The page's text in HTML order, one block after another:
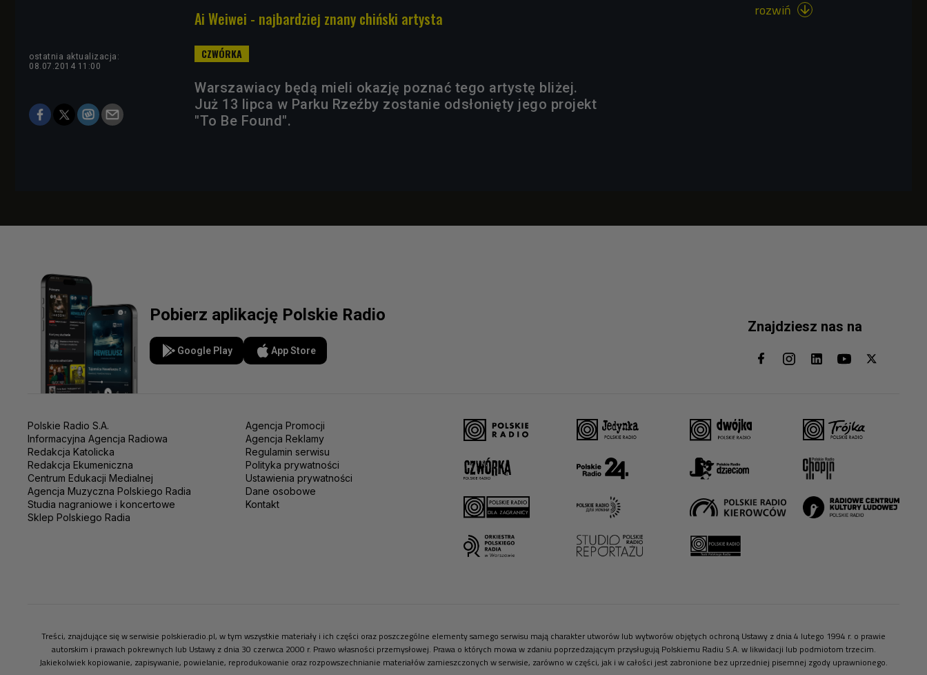
Ai Weiwei - najbardziej znany chiński artysta
ostatnia aktualizacja:
08.07.2014 11:00
Warszawiacy będą mieli okazję poznać tego artystę bliżej.
Już 13 lipca w Parku Rzeźby zostanie odsłonięty jego projekt
"To Be Found".
rozwiń 
Pobierz aplikację Polskie Radio
Google Play App Store
Znajdziesz nas na
Polskie Radio S.A.
Informacyjna Agencja Radiowa
Redakcja Katolicka
Redakcja Ekumeniczna
Centrum Edukacji Medialnej
Agencja Muzyczna Polskiego Radia
Studia nagraniowe i koncertowe
Sklep Polskiego Radia
Agencja Promocji
Agencja Reklamy
Regulamin serwisu
Polityka prywatności
Ustawienia prywatności
Dane osobowe
Kontakt
Treści, znajdujące się w serwisie polskieradio.pl, w tym wszystkie materiały i ich części oraz poszczególne elementy samego serwisu mają charakter utworów lub wytworów objętych ochroną Ustawy z dnia 4 lutego 1994 r. o prawie
autorskim i prawach pokrewnych lub Ustawy z dnia 30 czerwca 2000 r. Prawo własności przemysłowej. Prawa o których mowa w zdaniu poprzedzającym przysługują Polskiemu Radiu S.A. w likwidacji lub podmiotom trzecim.
Jakiekolwiek kopiowanie, zapisywanie, powielanie, reprodukowanie oraz rozpowszechnianie materiałów zamieszczonych w serwisie, zarówno w części, jak i w całości jest zabronione bez uprzedniej pisemnej zgody uprawnionego.